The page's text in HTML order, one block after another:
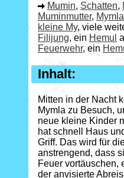
Mumin, Schatten,
Muminmutter, Mymla
kleine My, viele
Filijung, ein Hemul
Feuerwehr, ein
Inhalt:
Mitten in der Nacht
Mymla zu Besuch,
neue kleine Kinder
hat schnell Haus
Griff. Das wird für
anstrengend, dass
Feuer vortäuschen,
der anvisierte